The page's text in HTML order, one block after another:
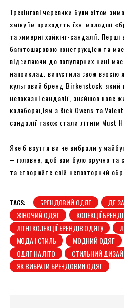
Трекінгові черевики були хітом
зміну їм приходять їхні молодші
та химерні хайкінг-сандалії. Перші
багатошаровою конструкцією та
відсилаючи до популярних нині
наприклад, випустила свою версію
культовий бренд Birkenstock, який
непоказні сандалії, знайшов нове
колабораціям з Rick Owens та
сандалії також стали літнім Must
Яке б взуття ви не вибрали у
– головне, щоб вам було зручно та
та створюйте свій неповторний
TAGS: БРЕНДОВИЙ ОДЯГ
ДЕ
ЖІНОЧИЙ ОДЯГ
КОЛЕКЦІЇ
ЛІТНІ КОЛЕКЦІЇ БРЕНДІВ ОДЯГУ
МОДА І СТИЛЬ
МОДНИЙ ОДЯГ
ОДЯГ НА ЛІТО
СТИЛЬНИЙ
ЯК ВИБРАТИ БРЕНДОВИЙ ОДЯГ